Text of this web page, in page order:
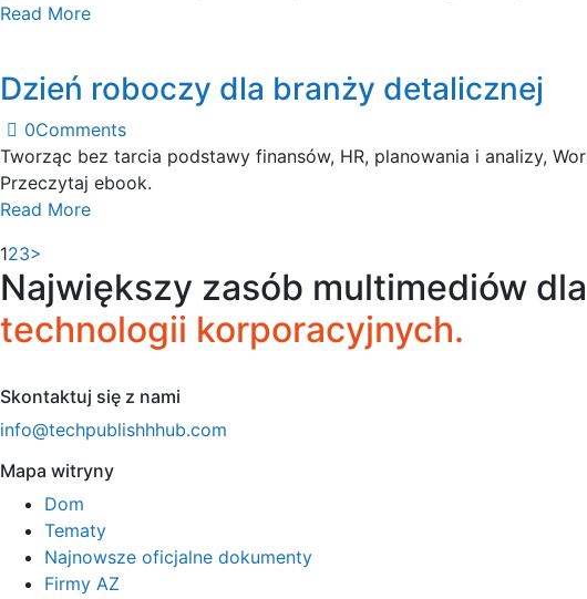
Read More
Dzień roboczy dla branży detalicznej
0Comments
Tworząc bez tarcia podstawy finansów, HR, planowania i analizy,
Przeczytaj ebook.
Read More
Posts
navigation
Page
1Page
2Page
3>
Największy zasób multimediów dla
technologii korporacyjnych.
Skontaktuj się z nami
info@techpublishhhub.com
Mapa witryny
Dom
Tematy
Najnowsze oficjalne dokumenty
Firmy AZ